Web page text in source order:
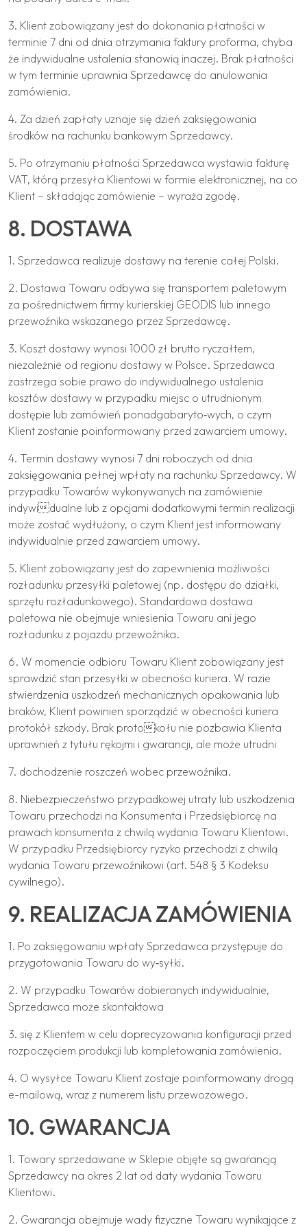
3. Klient zobowiązany jest do dokonania płatności w
terminie 7 dni od dnia otrzymania faktury proforma, chyba
że indywidualne ustalenia stanowią inaczej. Brak płatności
w tym terminie uprawnia Sprzedawcę do anulowania
zamówienia.
4. Za dzień zapłaty uznaje się dzień zaksięgowania
środków na rachunku bankowym Sprzedawcy.
5. Po otrzymaniu płatności Sprzedawca wystawia fakturę
VAT, którą przesyła Klientowi w formie elektronicznej, na co
Klient – składając zamówienie – wyraża zgodę.
8. DOSTAWA
1. Sprzedawca realizuje dostawy na terenie całej Polski.
2. Dostawa Towaru odbywa się transportem paletowym
za pośrednictwem firmy kurierskiej GEODIS lub innego
przewoźnika wskazanego przez Sprzedawcę.
3. Koszt dostawy wynosi 1000 zł brutto ryczałtem,
niezależnie od regionu dostawy w Polsce. Sprzedawca
zastrzega sobie prawo do indywidualnego ustalenia
kosztów dostawy w przypadku miejsc o utrudnionym
dostępie lub zamówień ponadgabaryto‐wych, o czym
Klient zostanie poinformowany przed zawarciem umowy.
4. Termin dostawy wynosi 7 dni roboczych od dnia
zaksięgowania pełnej wpłaty na rachunku Sprzedawcy. W
przypadku Towarów wykonywanych na zamówienie
indywidualne lub z opcjami dodatkowymi termin realizacji
może zostać wydłużony, o czym Klient jest informowany
indywidualnie przed zawarciem umowy.
5. Klient zobowiązany jest do zapewnienia możliwości
rozładunku przesyłki paletowej (np. dostępu do działki,
sprzętu rozładunkowego). Standardowa dostawa
paletowa nie obejmuje wniesienia Towaru ani jego
rozładunku z pojazdu przewoźnika.
6. W momencie odbioru Towaru Klient zobowiązany jest
sprawdzić stan przesyłki w obecności kuriera. W razie
stwierdzenia uszkodzeń mechanicznych opakowania lub
braków, Klient powinien sporządzić w obecności kuriera
protokół szkody. Brak protokołu nie pozbawia Klienta
uprawnień z tytułu rękojmi i gwarancji, ale może utrudni
7. dochodzenie roszczeń wobec przewoźnika.
8. Niebezpieczeństwo przypadkowej utraty lub uszkodzenia
Towaru przechodzi na Konsumenta i Przedsiębiorcę na
prawach konsumenta z chwilą wydania Towaru Klientowi.
W przypadku Przedsiębiorcy ryzyko przechodzi z chwilą
wydania Towaru przewoźnikowi (art. 548 § 3 Kodeksu
cywilnego).
9. REALIZACJA ZAMÓWIENIA
1. Po zaksięgowaniu wpłaty Sprzedawca przystępuje do
przygotowania Towaru do wy‐syłki.
2. W przypadku Towarów dobieranych indywidualnie,
Sprzedawca może skontaktowa
3. się z Klientem w celu doprecyzowania konfiguracji przed
rozpoczęciem produkcji lub kompletowania zamówienia.
4. O wysyłce Towaru Klient zostaje poinformowany drogą
e-mailową, wraz z numerem listu przewozowego.
10. GWARANCJA
1. Towary sprzedawane w Sklepie objęte są gwarancją
Sprzedawcy na okres 2 lat od daty wydania Towaru
Klientowi.
2. Gwarancja obejmuje wady fizyczne Towaru wynikające z